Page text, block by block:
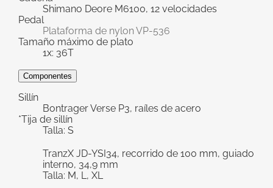
Shimano Deore M6100, 12 velocidades
Pedal
Plataforma de nylon VP-536
Tamaño máximo de plato
1x: 36T
Componentes
Sillín
Bontrager Verse P3, raíles de acero
*Tija de sillín
Talla: S
TranzX JD-YSI34, recorrido de 100 mm, guiado
interno, 34,9 mm
Talla: M, L, XL